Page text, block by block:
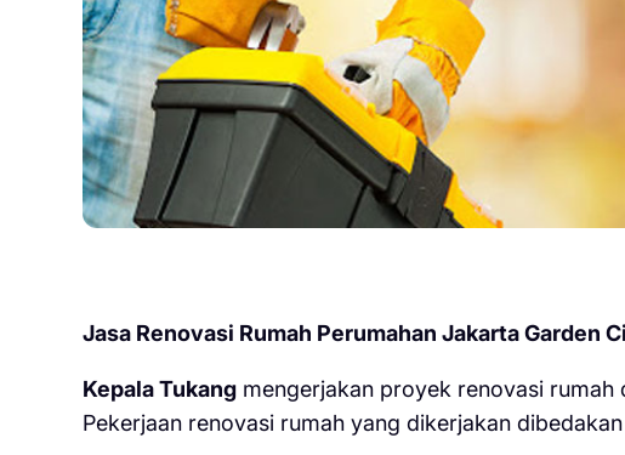
Jasa Renovasi Rumah Perumahan Jakarta Garden
Kepala Tukangmengerjakan proyek renovasi rumah
Pekerjaan renovasi rumah yang dikerjakan